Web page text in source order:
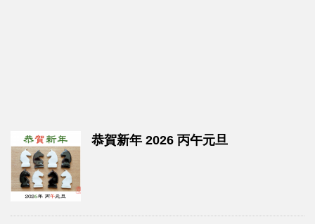
恭賀新年 2026 丙午元旦